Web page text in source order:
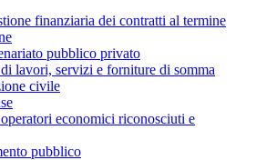
finanziaria dei contratti al termine
pubblico privato
lavori, servizi e forniture di somma
civile
economici riconosciuti e
pubblico